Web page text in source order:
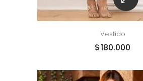
Vestido
$180.000